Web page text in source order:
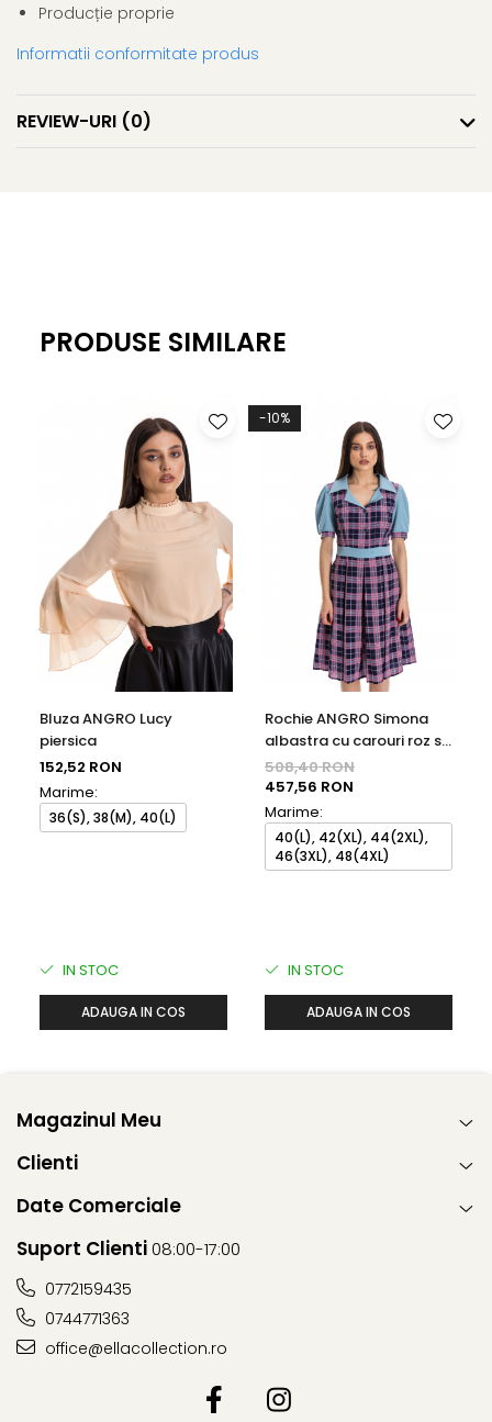
Producție proprie
Informatii conformitate produs
REVIEW-URI (0)
PRODUSE SIMILARE
Bluza ANGRO Lucy
piersica
152,52 RON
Marime:
36(S), 38(M), 40(L)
IN STOC
ADAUGA IN COS
-10%
Rochie ANGRO Simona
albastra cu carouri roz si
bleumarin
508,40 RON
457,56 RON
Marime:
40(L), 42(XL), 44(2XL),
46(3XL), 48(4XL)
IN STOC
ADAUGA IN COS
Magazinul Meu
Clienti
Date Comerciale
Suport Clienti08:00-17:00
0772159435
0744771363
office@ellacollection.ro